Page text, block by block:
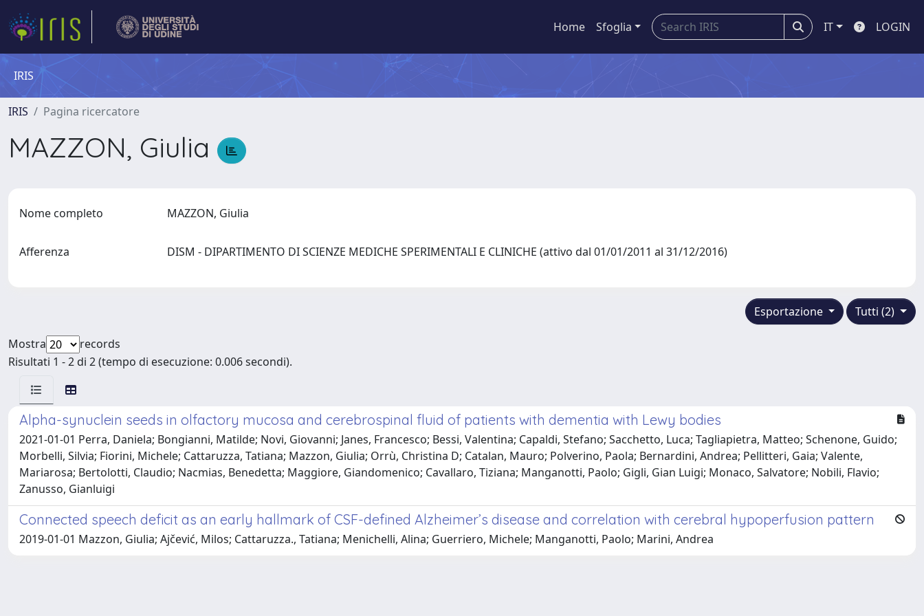
Home Sfoglia IT LOGIN
IRIS
IRIS Pagina ricercatore
MAZZON, Giulia
Nome completo MAZZON, Giulia
Afferenza DISM - DIPARTIMENTO DI SCIENZE MEDICHE SPERIMENTALI E CLINICHE (attivo dal 01/01/2011 al 31/12/2016)
Tutti (2)
Esportazione
Mostra
records
Risultati 1 - 2 di 2 (tempo di esecuzione: 0.006 secondi).
Alpha-synuclein seeds in olfactory mucosa and cerebrospinal fluid of patients with dementia with Lewy bodies
2021-01-01 Perra, Daniela; Bongianni, Matilde; Novi, Giovanni; Janes, Francesco; Bessi, Valentina; Capaldi, Stefano; Sacchetto, Luca; Tagliapietra, Matteo; Schenone, Guido;
Morbelli, Silvia; Fiorini, Michele; Cattaruzza, Tatiana; Mazzon, Giulia; Orrù, Christina D; Catalan, Mauro; Polverino, Paola; Bernardini, Andrea; Pellitteri, Gaia; Valente,
Mariarosa; Bertolotti, Claudio; Nacmias, Benedetta; Maggiore, Giandomenico; Cavallaro, Tiziana; Manganotti, Paolo; Gigli, Gian Luigi; Monaco, Salvatore; Nobili, Flavio;
Zanusso, Gianluigi
Connected speech deficit as an early hallmark of CSF-defined Alzheimer’s disease and correlation with cerebral hypoperfusion pattern
2019-01-01 Mazzon, Giulia; Ajčević, Milos; Cattaruzza., Tatiana; Menichelli, Alina; Guerriero, Michele; Manganotti, Paolo; Marini, Andrea